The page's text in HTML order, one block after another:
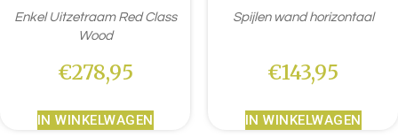
Enkel Uitzetraam Red Class
Wood
€278,95
IN WINKELWAGEN
Spijlen wand horizontaal
€143,95
IN WINKELWAGEN